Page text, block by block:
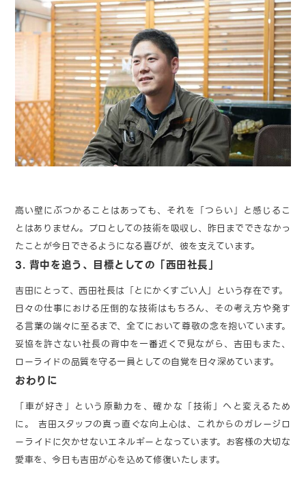
高い壁にぶつかることはあっても、それを「つらい」と感じるこ
とはありません。プロとしての技術を吸収し、昨日までできなかっ
たことが今日できるようになる喜びが、彼を支えています。
3. 背中を追う、目標としての「西田社長」
吉田にとって、西田社長は「とにかくすごい人」という存在です。
日々の仕事における圧倒的な技術はもちろん、その考え方や発す
る言葉の端々に至るまで、全てにおいて尊敬の念を抱いています。
妥協を許さない社長の背中を一番近くで見ながら、吉田もまた、
ローライドの品質を守る一員としての自覚を日々深めています。
おわりに
「車が好き」という原動力を、確かな「技術」へと変えるため
に。 吉田スタッフの真っ直ぐな向上心は、これからのガレージロ
ーライドに欠かせないエネルギーとなっています。お客様の大切な
愛車を、今日も吉田が心を込めて修復いたします。